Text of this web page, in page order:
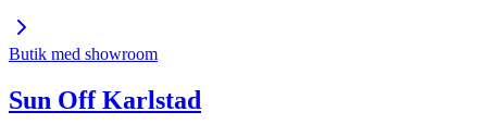
Butik med showroom
Sun Off Karlstad